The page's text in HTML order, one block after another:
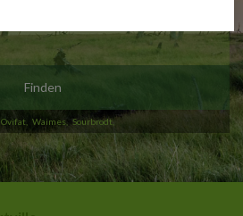
Finden
Ovifat Waimes Sourbrodt